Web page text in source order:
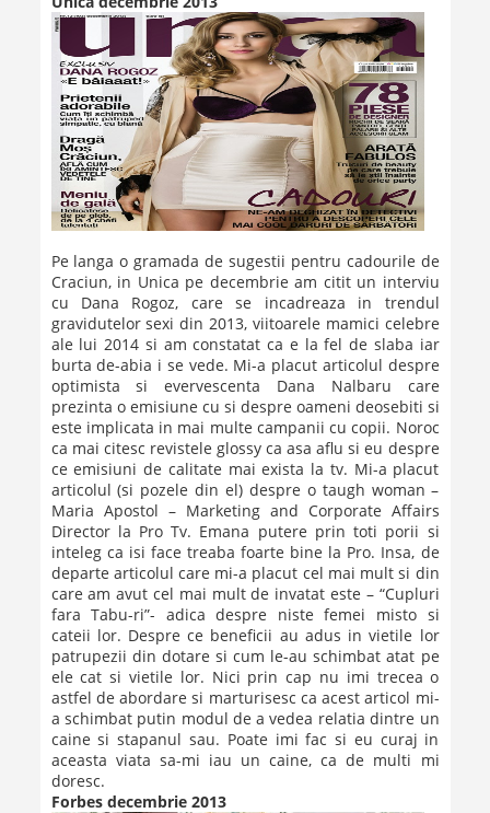
Pe langa o gramada de sugestii pentru cadourile de
Craciun, in Unica pe decembrie am citit un interviu
cu Dana Rogoz, care se incadreaza in trendul
gravidutelor sexi din 2013, viitoarele mamici celebre
ale lui 2014 si am constatat ca e la fel de slaba iar
burta de-abia i se vede. Mi-a placut articolul despre
optimista si evervescenta Dana Nalbaru care
prezinta o emisiune cu si despre oameni deosebiti si
este implicata in mai multe campanii cu copii. Noroc
ca mai citesc revistele glossy ca asa aflu si eu despre
ce emisiuni de calitate mai exista la tv. Mi-a placut
articolul (si pozele din el) despre o taugh woman –
Maria Apostol – Marketing and Corporate Affairs
Director la Pro Tv. Emana putere prin toti porii si
inteleg ca isi face treaba foarte bine la Pro. Insa, de
departe articolul care mi-a placut cel mai mult si din
care am avut cel mai mult de invatat este – “Cupluri
fara Tabu-ri”- adica despre niste femei misto si
cateii lor. Despre ce beneficii au adus in vietile lor
patrupezii din dotare si cum le-au schimbat atat pe
ele cat si vietile lor. Nici prin cap nu imi trecea o
astfel de abordare si marturisesc ca acest articol mi-
a schimbat putin modul de a vedea relatia dintre un
caine si stapanul sau. Poate imi fac si eu curaj in
aceasta viata sa-mi iau un caine, ca de multi mi
doresc.
Forbes decembrie 2013